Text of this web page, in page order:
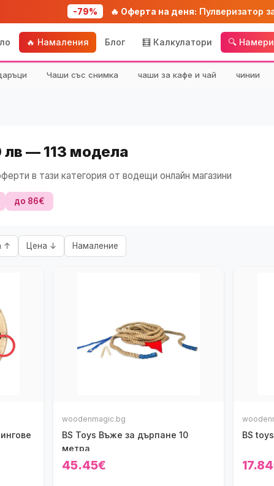
-79% 🔥 Оферта на деня: Пулверизатор
🔥 Намаления Блог 🧮 Калкулатори 🔍
Чаши със снимка чаши за кафе и чай чинии
лв — 113 модела
в тази категория от водещи онлайн магазини
до 86€
↑ Цена ↓ Намаление
woodenmagic.bg
BS Toys Въже за дърпане 10
метра
45.45€
BS